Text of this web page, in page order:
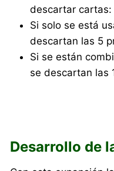
descartar cartas:
Si solo se está
descartan las 5
Si se están
se descartan las
Desarrollo de